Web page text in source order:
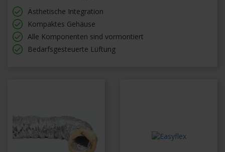
Ästhetische Integration
Kompaktes Gehäuse
Alle Komponenten sind vormontiert
Bedarfsgesteuerte Lüftung